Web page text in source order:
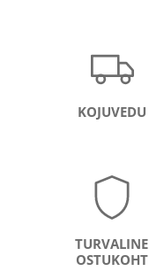
KOJUVEDU
TURVALINE
OSTUKOHT